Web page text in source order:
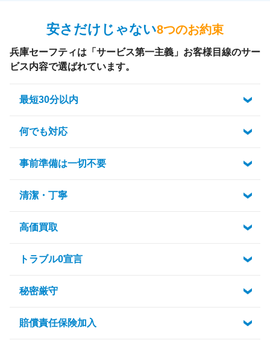
安さだけじゃない8つのお約束
兵庫セーフティは「サービス第一主義」お客様目線のサー
ビス内容で選ばれています。
最短30分以内
何でも対応
事前準備は一切不要
清潔・丁寧
高価買取
トラブル0宣言
秘密厳守
賠償責任保険加入